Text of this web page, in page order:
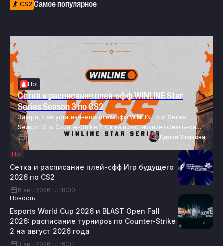
CS2 Самое популярное
Hot
Сетка и расписание плей-офф WINLINE Star
Series Season 3 по CS2
Завтра, 7 августа, начнётся плей-офф WINLINE Star Series
Season 3 по Counter-Strike 2. Сетка и расписание финальной
стадии турнира — далее в этом материале. Сетка турнира
Расписание плей-офф 7 августа Здесь и далее указано
московское время. 8 августа 9 августа WINLINE Star Series
Season 3 по CS2 стартовал 1 августа и продлится по 9-е число
в […]
6 авг. 2026 г., 20:05 Дария Ушакова
Hot
Сетка и расписание плей-офф Игр будущего
2026 по CS2
6 авг. 2026 г., 18:00
Новость
Esports World Cup 2026 и BLAST Open Fall
2026: расписание турниров по Counter-Strike
2 на август 2026 года
3 авг. 2026 г., 16:01